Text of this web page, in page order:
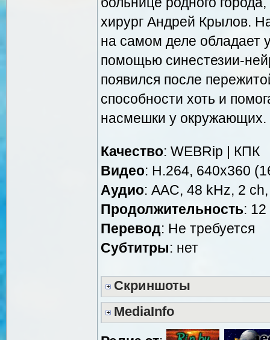
хирург Андрей Крылов.
на самом деле обладает
помощью синестезии-
появился после
способности хоть и
насмешки у окружающих.
Качество: WEBRip | КПК
Видео: H.264, 640x360
Аудио: AAC, 48 kHz, 2
Продолжительность:
Перевод: Не требуется
Cубтитры: нет
Скриншоты
MediaInfo